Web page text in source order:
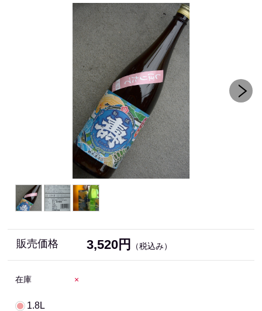
販売価格 3,520円 （税込み）
在庫 ×
1.8L